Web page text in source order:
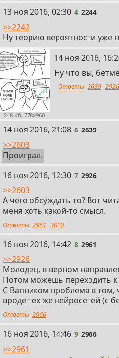
4
13 ноя 2016, 02:30 4 2244
>>2242
Ну теорию вероятности уже
248 Кб, 778x960
5
14 ноя 2016,
Ну что вы,
Ответы 2639 2926
6
14 ноя 2016, 21:08 6 2639
>>2603
Проиграл.
7
16 ноя 2016, 12:30 7 2926
>>2603
А чего обсуждать то? Вот
меня хоть какой-то смысл.
Ответы 2961 3010
8
16 ноя 2016, 14:42 8 2961
>>2926
Молодец, в верном
Потом можешь переходить к
С Вапником проблема в том,
вроде тех же нейросетей (с
Ответы 2966
9
16 ноя 2016, 14:46 9 2966
>>2961